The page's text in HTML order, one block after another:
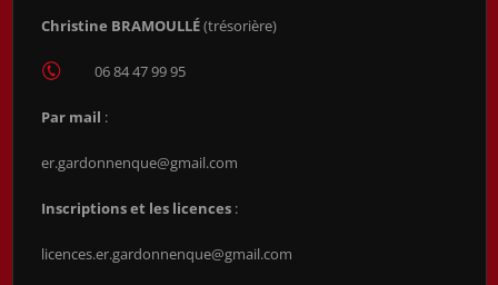
Christine BRAMOULLÉ(trésorière)
06 84 47 99 95
Par mail :
er.gardonnenque@gmail.com
Inscriptions et les licences:
licences.er.gardonnenque@gmail.com